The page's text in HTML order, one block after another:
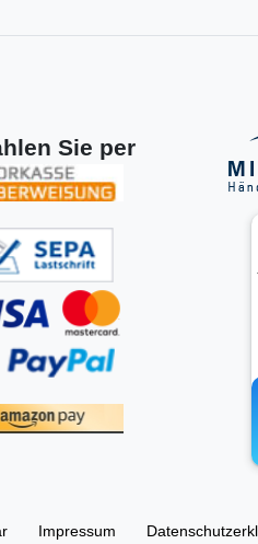
Sie per
Impressum